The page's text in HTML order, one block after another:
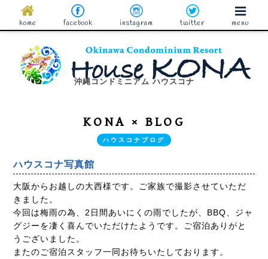
home facebook instagram twitter menu
沖縄コンドミニアム ハウスコナ
KONA × BLOG
ハウスコナブログ
ハウスコナ写真館
大阪からお越しの大西様です。ご家族で撮影させていただ
きました。
今回は梅雨の為、2日間あいにくの雨でしたが、BBQ、ジャ
グジーを凄く喜んでいただけたようです。ご宿泊ありがと
うございました。
またのご宿泊スタッフ一同お待ちいたしております。